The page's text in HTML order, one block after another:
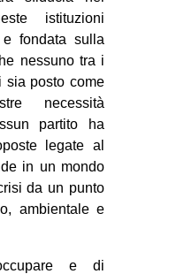
istituzioni
fondata sulla
nessuno tra i
sia posto come
necessità
partito ha
legate al
in un mondo
da un punto
ambientale e
e di